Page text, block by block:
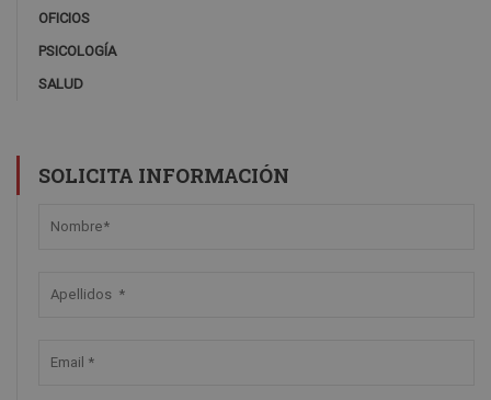
OFICIOS
PSICOLOGÍA
SALUD
SOLICITA INFORMACIÓN